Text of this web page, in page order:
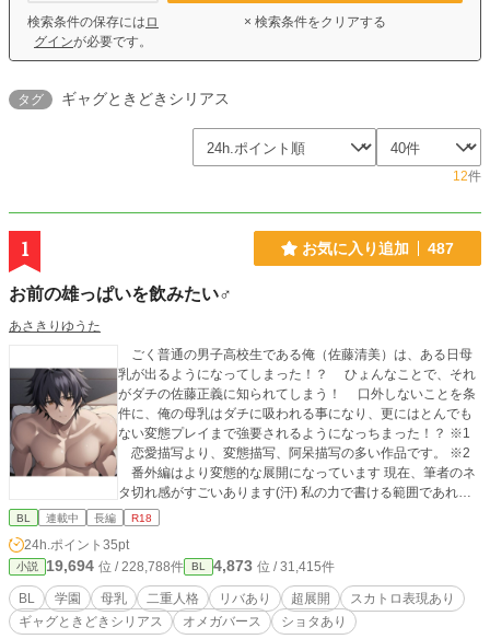
検索条件の保存には ロ
グインが必要です。
× 検索条件をクリアする
タグ ギャグときどきシリアス
12件
1 お気に入り追加 487
お前の雄っぱいを飲みたい♂
あさきりゆうた
ごく普通の男子高校生である俺（佐藤清美）は、ある日母
乳が出るようになってしまった！？ ひょんなことで、それ
がダチの佐藤正義に知られてしまう！ 口外しないことを条
件に、俺の母乳はダチに吸われる事になり、更にはとんでも
ない変態プレイまで強要されるようになっちまった！？ ※1
恋愛描写より、変態描写、阿呆描写の多い作品です。 ※2
番外編はより変態的な展開になっています 現在、筆者のネ
タ切れ感がすごいあります(汗) 私の力で書ける範囲であれば
何とか書くようにします！ 感想あたりでなんなりとどうぞ！
イッターＵＲＬ貼っているのでＤＭを！ 【近況報告】 20.02.
10 新話「痴漢するな(3)」を投稿しました。良い最終回だっ
た……。 20.02.11 「記憶喪失になるな(2)」を投稿しまし
た。よいこは小さな男の子にこんなことしないようにね？ 20.
02.12 「俺達を子供にするな(1)」を投稿します。ショタ×ショ
BL 連載中 長編 R18
24h.ポイント 35pt
小説 19,694 位 / 228,788件 BL 4,873 位 / 31,415件
BL 学園 母乳 二重人格 リバあり 超展開
スカトロ表現あり
ギャグときどきシリアス
オメガバース ショタあり